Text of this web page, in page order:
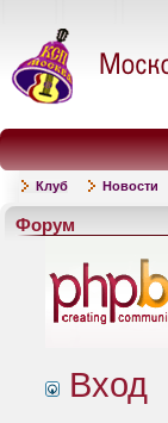
Клуб Новости
Форум
Вход